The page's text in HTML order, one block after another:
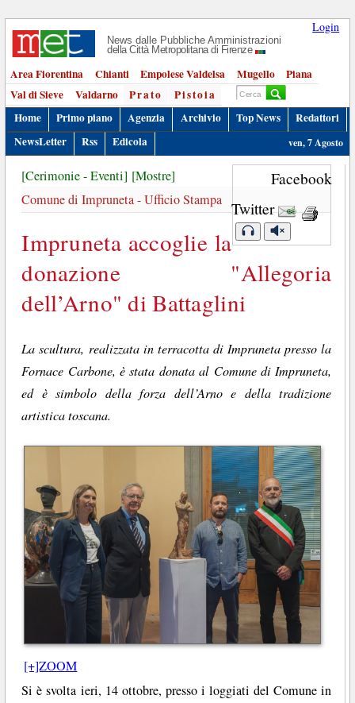
Login
News dalle Pubbliche Amministrazioni
della Città Metropolitana di Firenze
Area Fiorentina Chianti Empolese Valdelsa Mugello
Piana
Val di Sieve
Valdarno Prato
Pistoia
Home
Primo piano Agenzia Archivio Top News
Redattori
NewsLetter
Rss Edicola ven, 7 Agosto
Facebook
Twitter
[Cerimonie - Eventi] [Mostre]
Comune di Impruneta - Ufficio Stampa
Impruneta accoglie la
donazione "Allegoria
dell’Arno" di Battaglini
La scultura, realizzata in terracotta di Impruneta presso la
Fornace Carbone, è stata donata al Comune di Impruneta,
ed è simbolo della forza dell’Arno e della tradizione
artistica toscana.
[+]ZOOM
Si è svolta ieri, 14 ottobre, presso i loggiati del Comune in